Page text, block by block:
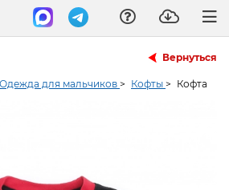
Вернуться
Одежда для мальчиков > Кофты > Кофта